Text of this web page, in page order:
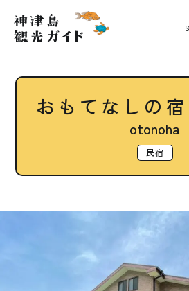
おもてなしの
otonoha
民宿